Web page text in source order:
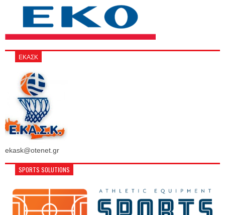
ΕΚΑΣΚ
ekask@otenet.gr
SPORTS SOLUTIONS